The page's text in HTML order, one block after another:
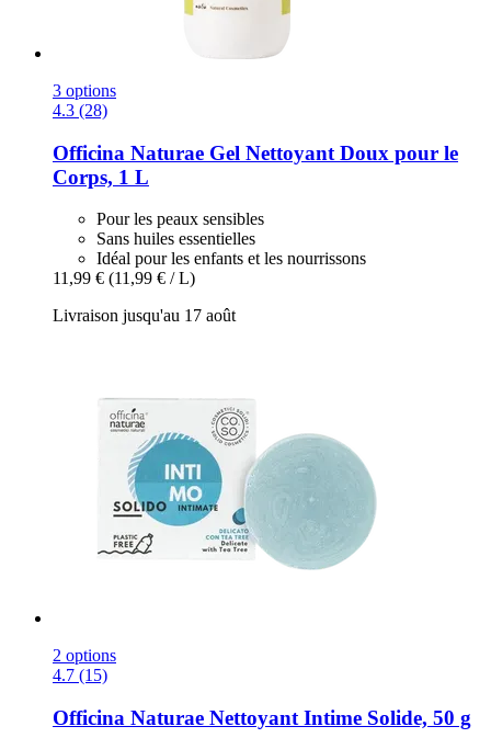
3 options
4.3 (28)
Officina Naturae Gel Nettoyant Doux pour le
Corps, 1 L
Pour les peaux sensibles
Sans huiles essentielles
Idéal pour les enfants et les nourrissons
11,99 € (11,99 € / L)
Livraison jusqu'au 17 août
2 options
4.7 (15)
Officina Naturae Nettoyant Intime Solide, 50 g